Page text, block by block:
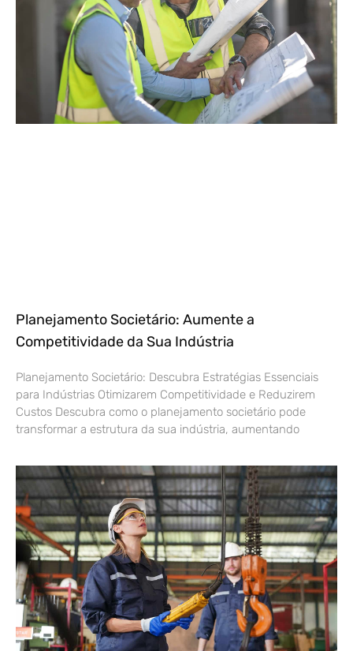
Planejamento Societário: Aumente a
Competitividade da Sua Indústria
Planejamento Societário: Descubra Estratégias Essenciais
para Indústrias Otimizarem Competitividade e Reduzirem
Custos Descubra como o planejamento societário pode
transformar a estrutura da sua indústria, aumentando